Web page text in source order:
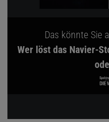
Das könnte Sie
Wer löst das Navier-